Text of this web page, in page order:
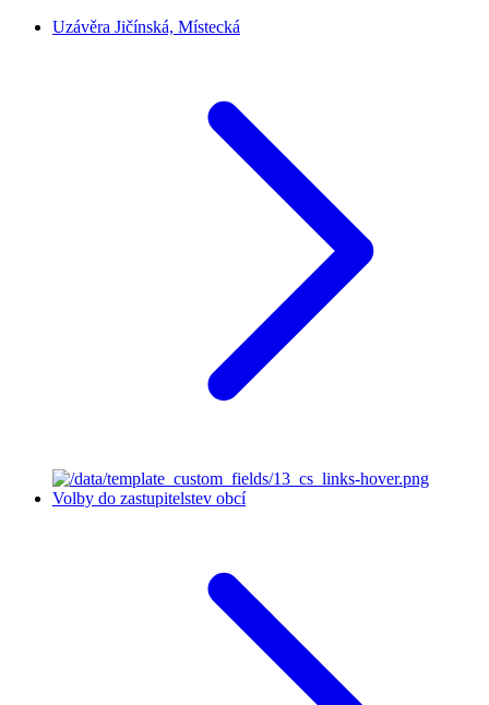
Uzávěra Jičínská, Místecká
Volby do zastupitelstev obcí